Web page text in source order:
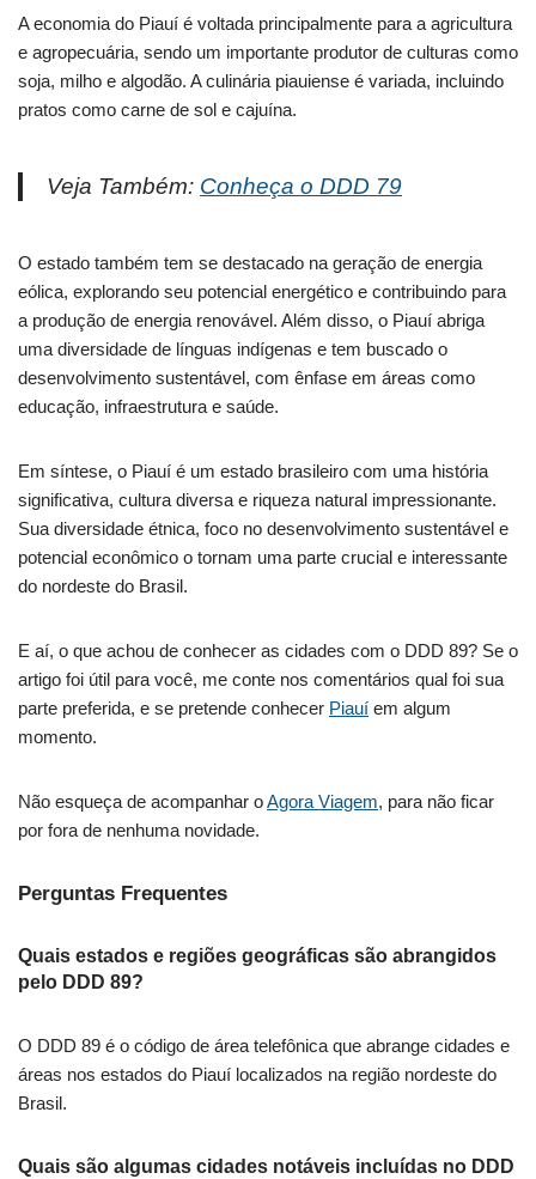
A economia do Piauí é voltada principalmente para a agricultura
e agropecuária, sendo um importante produtor de culturas como
soja, milho e algodão. A culinária piauiense é variada, incluindo
pratos como carne de sol e cajuína.
Veja Também: Conheça o DDD 79
O estado também tem se destacado na geração de energia
eólica, explorando seu potencial energético e contribuindo para
a produção de energia renovável. Além disso, o Piauí abriga
uma diversidade de línguas indígenas e tem buscado o
desenvolvimento sustentável, com ênfase em áreas como
educação, infraestrutura e saúde.
Em síntese, o Piauí é um estado brasileiro com uma história
significativa, cultura diversa e riqueza natural impressionante.
Sua diversidade étnica, foco no desenvolvimento sustentável e
potencial econômico o tornam uma parte crucial e interessante
do nordeste do Brasil.
E aí, o que achou de conhecer as cidades com o DDD 89? Se o
artigo foi útil para você, me conte nos comentários qual foi sua
parte preferida, e se pretende conhecer Piauí em algum
momento.
Não esqueça de acompanhar oAgora Viagem, para não ficar
por fora de nenhuma novidade.
Perguntas Frequentes
Quais estados e regiões geográficas são abrangidos
pelo DDD 89?
O DDD 89 é o código de área telefônica que abrange cidades e
áreas nos estados do Piauí localizados na região nordeste do
Brasil.
Quais são algumas cidades notáveis incluídas no DDD